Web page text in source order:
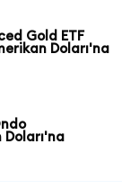
Gold ETF
Doları'na